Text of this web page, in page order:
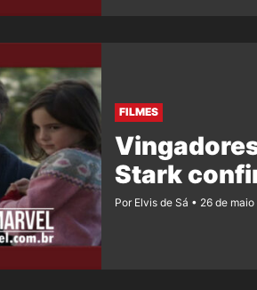
FILMES
Stark
Por Elvis de Sá 26 de